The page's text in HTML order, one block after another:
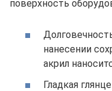
поверхность
нанесении
акрил
Гладкая